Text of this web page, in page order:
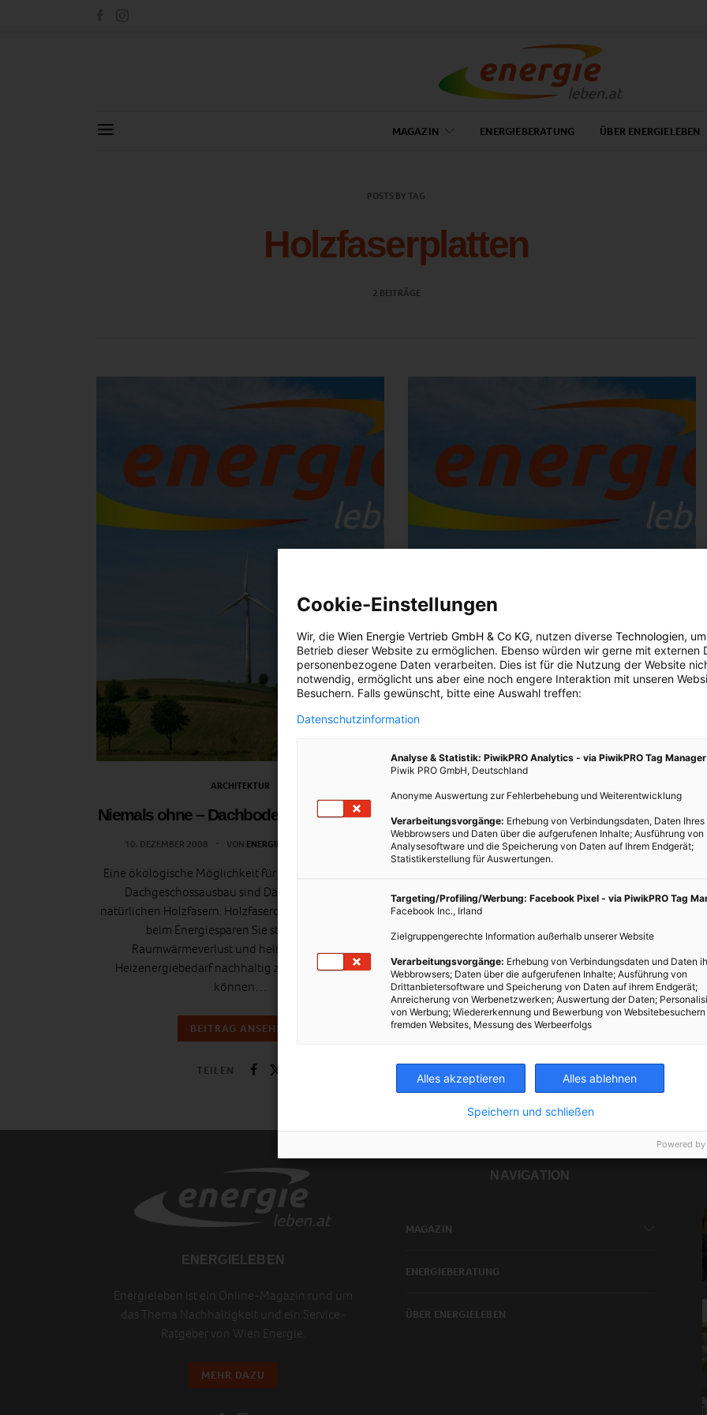
MAGAZIN ENERGIEBERATUNG ÜBER ENERGIELEBEN
POSTS BY TAG
Holzfaserplatten
2 BEITRÄGE
ARCHITEKTUR
Niemals ohne – Dachboden gut gedämmt
10. DEZEMBER 2008 VON ENERGIELEBEN REDAKTION
Eine ökologische Möglichkeit für den fachgerechten
Dachgeschossausbau sind Dämmplatten aus
natürlichen Holzfasern. Holzfaserdämmplatten helfen
beim Energiesparen Sie stoppen den
Raumwärmeverlust und helfen somit, den
Heizenergiebedarf nachhaltig zu reduzieren. Sie
können…
BEITRAG ANSEHEN
TEILEN
Ziehen Sie Ihren Dachboden warm an
3. DEZEMBER 2008 VONENERGIELEBEN REDAKTION
Dachgeschosses schaffen nicht nur zusätzliche Räume,
sondern helfen auch beim Sparen. Alte Kisten,
Gerümpel, Geschirr von der Urururoma und jede Menge
BEITRAG ANSEHEN
TEILEN
ENERGIELEBEN
Energieleben ist ein Online-Magazin rund um
das Thema Nachhaltigkeit und ein Service-
Ratgeber von Wien Energie.
MEHR DAZU
NAVIGATION
MAGAZIN
ENERGIEBERATUNG
ÜBER ENERGIELEBEN
Cookie-Einstellungen
Wir, die Wien Energie Vertrieb GmbH & Co KG, nutzen diverse Technologien,
Betrieb dieser Website zu ermöglichen. Ebenso würden wir gerne mit externen
personenbezogene Daten verarbeiten. Dies ist für die Nutzung der Website
notwendig, ermöglicht uns aber eine noch engere Interaktion mit unseren
Besuchern. Falls gewünscht, bitte eine Auswahl treffen:
Datenschutzinformation
Analyse & Statistik: PiwikPRO Analytics - via PiwikPRO Tag Manager
Piwik PRO GmbH, Deutschland
Anonyme Auswertung zur Fehlerbehebung und Weiterentwicklung
Verarbeitungsvorgänge: Erhebung von Verbindungsdaten, Daten Ihres
Webbrowsers und Daten über die aufgerufenen Inhalte; Ausführung von
Analysesoftware und die Speicherung von Daten auf Ihrem Endgerät;
Statistikerstellung für Auswertungen.
Targeting/Profiling/Werbung: Facebook Pixel - via PiwikPRO Tag
Facebook Inc., Irland
Zielgruppengerechte Information außerhalb unserer Website
Verarbeitungsvorgänge: Erhebung von Verbindungsdaten und Daten
Webbrowsers; Daten über die aufgerufenen Inhalte; Ausführung von
Drittanbietersoftware und Speicherung von Daten auf ihrem Endgerät;
Anreicherung von Werbenetzwerken; Auswertung der Daten;
von Werbung; Wiedererkennung und Bewerbung von
fremden Websites, Messung des Werbeerfolgs
Alles akzeptieren Alles ablehnen
Speichern und schließen
Powered by